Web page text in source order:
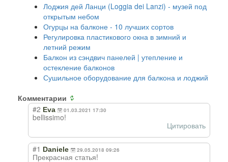
Лоджия дей Ланци (Loggia dei Lanzi) - музей под
открытым небом
Огурцы на балконе - 10 лучших сортов
Регулировка пластикового окна в зимний и
летний режим
Балкон из сэндвич панелей | утепление и
остекление балконов
Сушильное оборудование для балкона и лоджий
Комментарии
#2 Eva 01.03.2021 17:30
bellissimo!
Цитировать
#1 Daniele 29.05.2018 09:26
Прекрасная статья!